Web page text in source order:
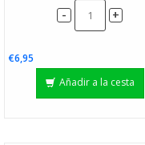
- +
€6,95
Añadir a la cesta